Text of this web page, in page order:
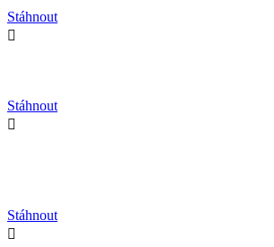
Stáhnout

Stáhnout

Stáhnout
